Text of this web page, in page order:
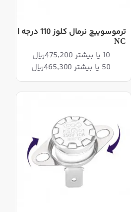
ترموسوییچ نرمال کلوز 110 درجه |
NC
10 یا بیشتر 475,200ریال
50 یا بیشتر 465,300ریال